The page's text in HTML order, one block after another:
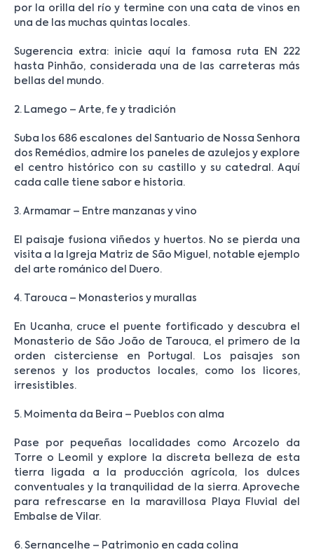
por la orilla del río y termine con una cata de vinos en
una de las muchas quintas locales.
Sugerencia extra: inicie aquí la famosa ruta EN 222
hasta Pinhão, considerada una de las carreteras más
bellas del mundo.
2. Lamego – Arte, fe y tradición
Suba los 686 escalones del Santuario de Nossa Senhora
dos Remédios, admire los paneles de azulejos y explore
el centro histórico con su castillo y su catedral. Aquí
cada calle tiene sabor e historia.
3. Armamar – Entre manzanas y vino
El paisaje fusiona viñedos y huertos. No se pierda una
visita a la Igreja Matriz de São Miguel, notable ejemplo
del arte románico del Duero.
4. Tarouca – Monasterios y murallas
En Ucanha, cruce el puente fortificado y descubra el
Monasterio de São João de Tarouca, el primero de la
orden cisterciense en Portugal. Los paisajes son
serenos y los productos locales, como los licores,
irresistibles.
5. Moimenta da Beira – Pueblos con alma
Pase por pequeñas localidades como Arcozelo da
Torre o Leomil y explore la discreta belleza de esta
tierra ligada a la producción agrícola, los dulces
conventuales y la tranquilidad de la sierra. Aproveche
para refrescarse en la maravillosa Playa Fluvial del
Embalse de Vilar.
6. Sernancelhe – Patrimonio en cada colina